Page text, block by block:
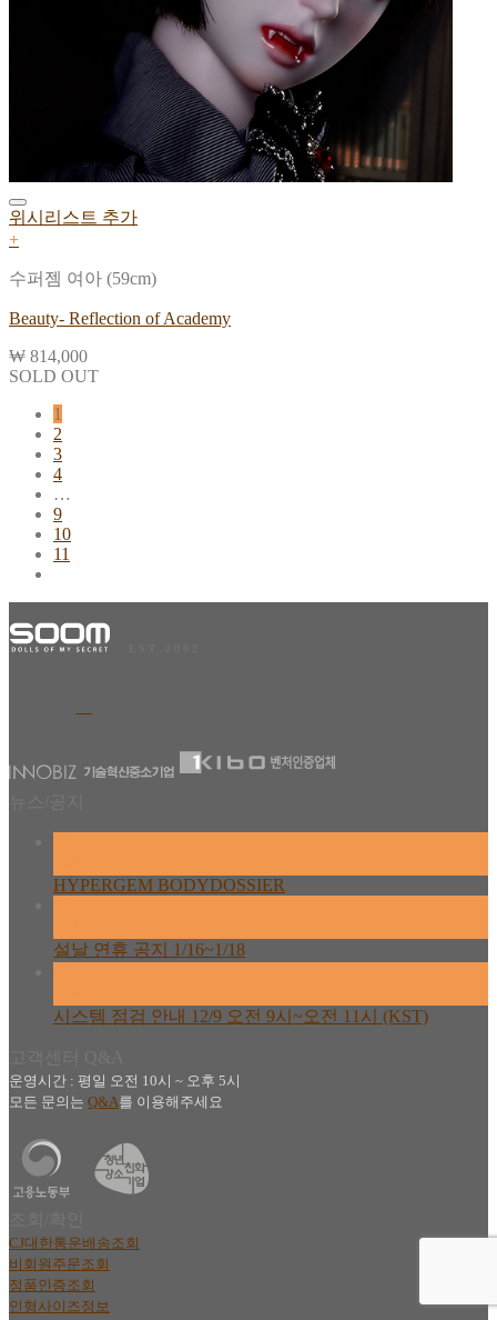
위시리스트 추가
+
수퍼젬 여아 (59cm)
Beauty- Reflection of Academy
₩ 814,000
SOLD OUT
1
2
3
4
…
9
10
11
HYPERGEM BODYDOSSIER
설날 연휴 공지 1/16~1/18
시스템 점검 안내 12/9 오전 9시~오전 11시 (KST)
운영시간 : 평일 오전 10시 ~ 오후 5시
모든 문의는 Q&A를 이용해주세요
CJ대한통운배송조회
비회원주문조회
정품인증조회
인형사이즈정보